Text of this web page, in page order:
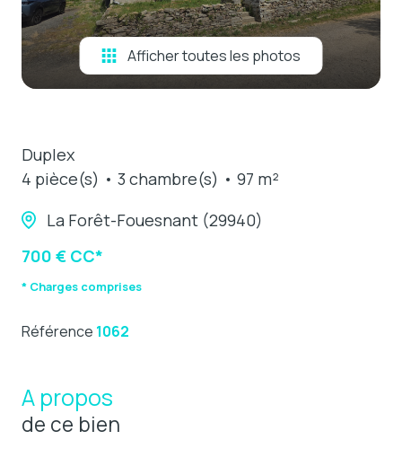
Afficher toutes les photos
Duplex
4 pièce(s)
3 chambre(s)
97 m²
La Forêt-Fouesnant (29940)
700 € CC*
* Charges comprises
Référence 1062
A propos
de ce bien